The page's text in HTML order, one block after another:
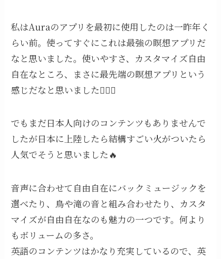
私はAuraのアプリを最初に使用したのは一昨年く
らい前。使ってすぐにこれは最強の瞑想アプリだ
なと思いました。使いやすさ、カスタマイズ自由
自在なところ、まさに最先端の瞑想アプリという
感じだなと思いました🧘‍♀️✨
でもまだ日本人向けのコンテンツもありませんで
したが日本に上陸したら結構すごい火がついたら
人気でそうと思いました🔥
音声に合わせて自由自在にバックミュージックを
選べたり、鳥や滝の音と組み合わせたり、カスタ
マイズが自由自在なのも魅力の一つです。何より
もボリュームの多さ。
英語のコンテンツはかなり充実しているので、英